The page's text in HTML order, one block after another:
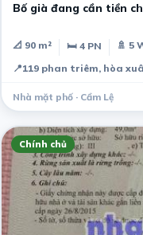
Bố già đang cần tiền
📐 90 m² 🛏 4 PN
🚿 5
📍119 phan triêm, hòa
Nhà mặt phố · Cẩm Lệ
Chính chủ